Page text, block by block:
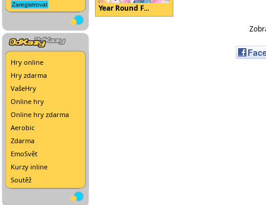
Hry online
Hry zdarma
VašeHry
Online hry
Online hry zdarma
Aerobic
Zdarma
EmoSvět
Kurzy inline
Soutěž
Year Round F...